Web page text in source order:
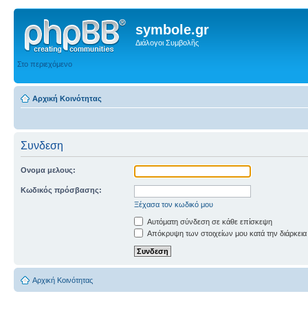
symbole.gr
Διάλογοι Συμβολῆς
Στο περιεχόμενο
Αρχική Κοινότητας
Συνδεση
Ονομα μελους:
Κωδικός πρόσβασης:
Ξέχασα τον κωδικό μου
Αυτόματη σύνδεση σε κάθε επίσκεψη
Απόκρυψη των στοιχείων μου κατά την
Αρχική Κοινότητας